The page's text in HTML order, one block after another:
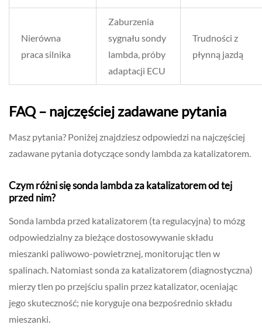
Nierówna
praca silnika
Zaburzenia
sygnału sondy
lambda, próby
adaptacji ECU
Trudności z
płynną jazdą
FAQ – najczęściej zadawane pytania
Masz pytania? Poniżej znajdziesz odpowiedzi na najczęściej
zadawane pytania dotyczące sondy lambda za katalizatorem.
Czym różni się sonda lambda za katalizatorem od tej
przed nim?
Sonda lambda przed katalizatorem (ta regulacyjna) to mózg
odpowiedzialny za bieżące dostosowywanie składu
mieszanki paliwowo-powietrznej, monitorując tlen w
spalinach. Natomiast sonda za katalizatorem (diagnostyczna)
mierzy tlen po przejściu spalin przez katalizator, oceniając
jego skuteczność; nie koryguje ona bezpośrednio składu
mieszanki.